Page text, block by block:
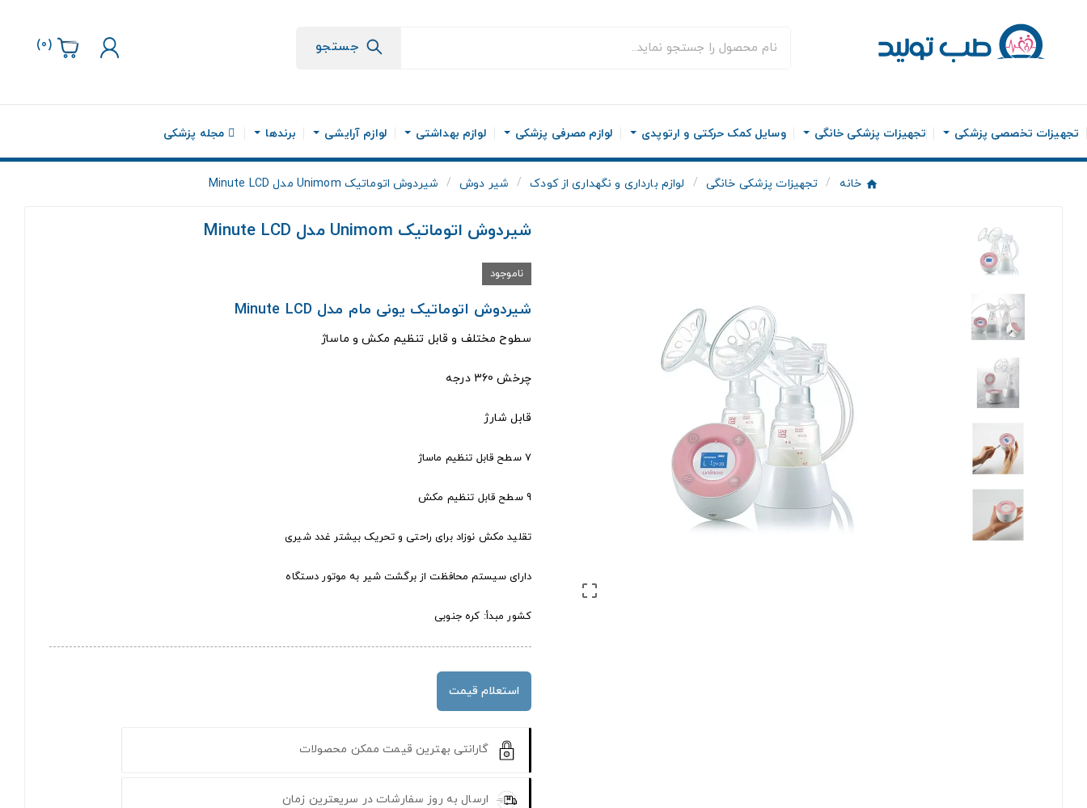
جستجو (
0
)
تجهیزات تخصصی پزشکی تجهیزات پزشکی خانگی وسایل کمک حرکتی و ارتوپدی لوازم مصرفی پزشکی لوازم بهداشتی لوازم آرایشی برندها مجله پزشکی
خانه تجهیزات پزشکی خانگی لوازم بارداری و نگهداری از کودک شیر دوش شیردوش اتوماتیک Unimom مدل Minute LCD

شیردوش اتوماتیک Unimom مدل Minute LCD
ناموجود
شیردوش اتوماتیک یونی مام مدل Minute LCD
سطوح مختلف و قابل تنظیم مکش و ماساژ
چرخش 360 درجه
قابل شارژ
7 سطح قابل تنظیم ماساژ
9 سطح قابل تنظیم مکش
تقلید مکش نوزاد برای راحتی و تحریک بیشتر غدد شیری
دارای سیستم محافظت از برگشت شیر به موتور دستگاه
کشور مبدأ: کره جنوبی
استعلام قیمت
گارانتی بهترین قیمت ممکن محصولات
ارسال به روز سفارشات در سریعترین زمان